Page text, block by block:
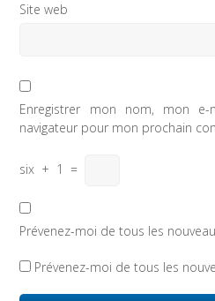
Site web
Enregistrer mon nom, mon
navigateur pour mon prochain
six + 1 =
Prévenez-moi de tous les
Prévenez-moi de tous les